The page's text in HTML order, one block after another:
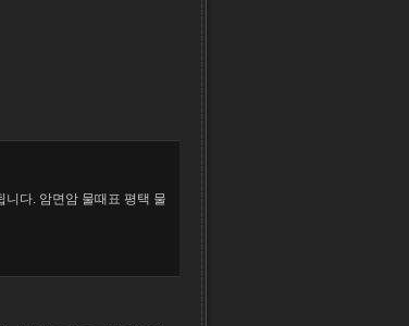
다. 암면암 물때표 평택 물